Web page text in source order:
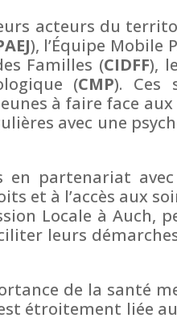
acteurs du
), l’Équipe Mobile
Familles (CIDFF),
(CMP). Ces
à faire face
avec une
partenariat avec
et à l’accès aux
Locale à Auch,
leurs démarches
de la santé
étroitement liée